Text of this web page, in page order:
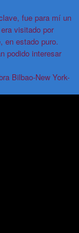
fue para mí un
visitado por
en estado puro.
podido interesar
Bilbao-New York-